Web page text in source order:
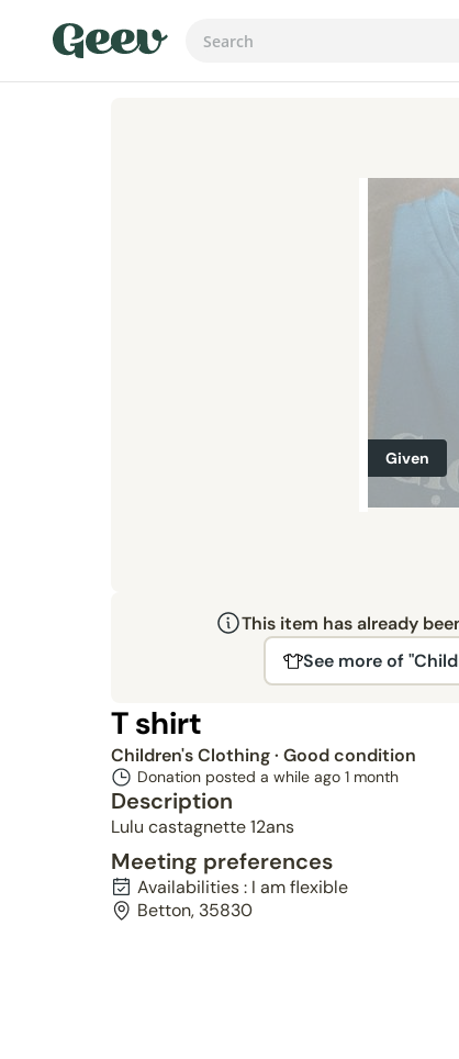
Given
This item has already
See more of
T shirt
Children's Clothing· Good condition
Donation posted a while ago 1 month
Description
Lulu castagnette 12ans
Meeting preferences
Availabilities : I am flexible
Betton, 35830